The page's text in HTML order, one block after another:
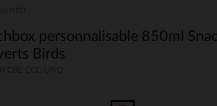
personnalisable 850ml
Birds